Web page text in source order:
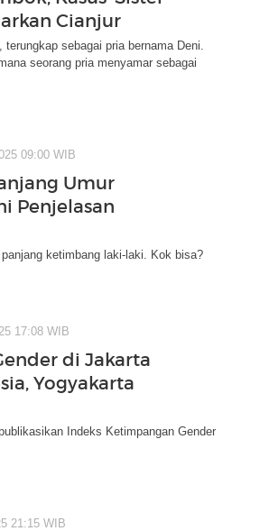
Cianjur
sebagai pria bernama Deni.
seorang pria menyamar sebagai
09:00 WIB
Umur
Penjelasan
ketimbang laki-laki. Kok bisa?
17:08 WIB
di Jakarta
Yogyakarta
Indeks Ketimpangan Gender
21:15 WIB